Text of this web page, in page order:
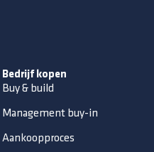
Bedrijf kopen
Buy & build
Management buy-in
Aankoopproces